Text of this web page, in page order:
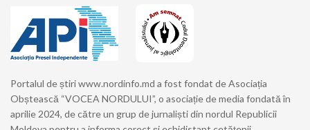
Portalul de știri www.nordinfo.md a fost fondat de Asociația
Obștească “VOCEA NORDULUI”, o asociație de media fondată în
aprilie 2024, de către un grup de jurnaliști din nordul Republicii